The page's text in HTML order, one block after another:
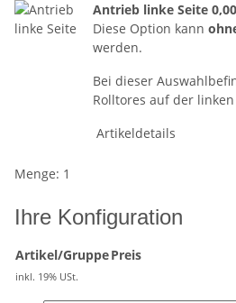
Antrieb linke Seite
Diese Option kann
werden.
Bei dieser
Rolltores auf der linken
Artikeldetails
Menge: 1
Ihre Konfiguration
Artikel/GruppePreis
inkl. 19% USt.